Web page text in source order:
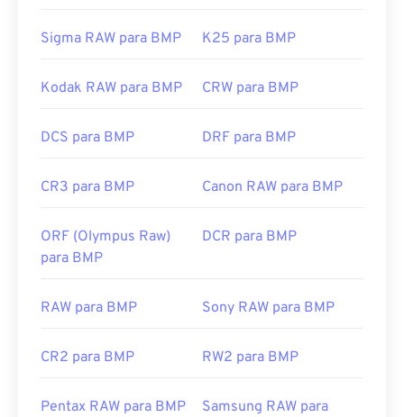
Sigma RAW para BMP K25 para BMP
Kodak RAW para BMP CRW para BMP
DCS para BMP DRF para BMP
CR3 para BMP Canon RAW para BMP
ORF (Olympus Raw)
para BMP
DCR para BMP
RAW para BMP Sony RAW para BMP
CR2 para BMP RW2 para BMP
Pentax RAW para BMP
Samsung RAW para